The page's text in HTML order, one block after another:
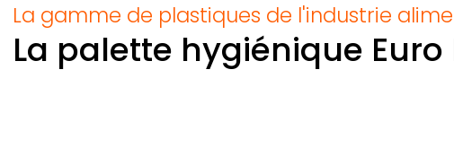
La gamme de plastiques de l'industrie
La palette hygiénique Euro